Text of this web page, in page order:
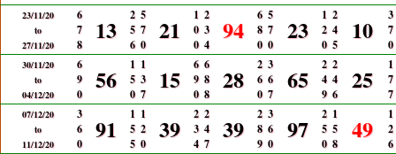
23/11/20
to
27/11/20
6
7
8
13
2
5
6
5
7
0
21
1
0
0
2
3
4
94
6
8
0
5
7
0
23
1
2
0
2
4
5
10
3
7
0
30/11/20
to
04/12/20
6
9
0
56
1
5
0
1
3
7
15
6
9
0
6
8
8
28
2
6
0
3
6
7
65
2
4
9
2
4
6
25
1
7
7
07/12/20
to
11/12/20
3
6
0
91
1
5
5
1
2
0
39
2
3
4
2
4
7
39
2
8
9
3
6
0
97
2
5
0
1
5
8
49
1
2
6